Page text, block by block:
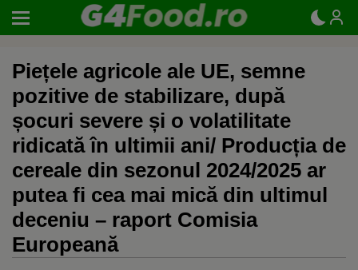
Piețele agricole ale UE, semne
pozitive de stabilizare, după
șocuri severe și o volatilitate
ridicată în ultimii ani/ Producția de
cereale din sezonul 2024/2025 ar
putea fi cea mai mică din ultimul
deceniu – raport Comisia
Europeană